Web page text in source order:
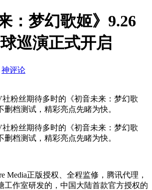
：梦幻歌姬》9.26
巡演正式开启
神评论
粉丝期待多时的《初音未来：梦幻歌
档测试，精彩亮点先睹为快。
粉丝期待多时的《初音未来：梦幻歌
档测试，精彩亮点先睹为快。
Media正版授权、全程监修，腾讯代理，
工作室研发的，中国大陆首款官方授权的